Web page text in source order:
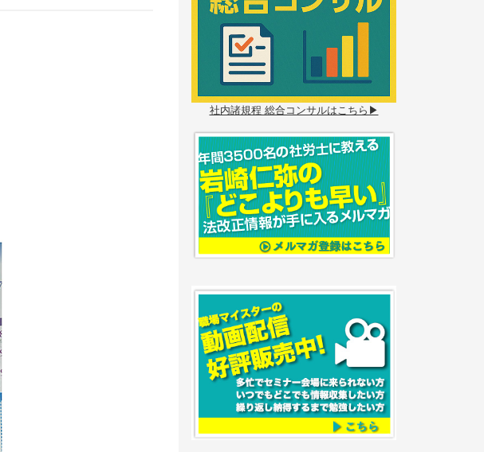
社内諸規程 総合コンサルはこちら▶